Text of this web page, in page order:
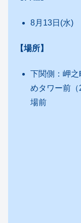
8月13日(水)
【場所】
下関側：岬之
めタワー前
場前